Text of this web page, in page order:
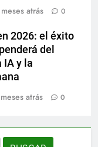
atrás 0
2026: el éxito
del
IA y la
atrás 0